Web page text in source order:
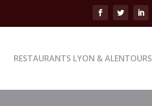
RESTAURANTS LYON & ALENTOURS